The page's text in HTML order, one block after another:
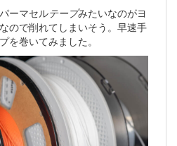
ーマセルテープみたいなのがヨ
ので削れてしまいそう。早速手
を巻いてみました。